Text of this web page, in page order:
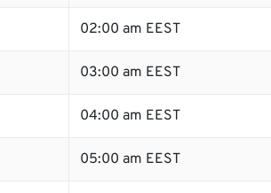
02:00 am EEST
03:00 am EEST
04:00 am EEST
05:00 am EEST